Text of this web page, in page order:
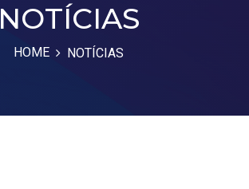
NOTÍCIAS
HOME NOTÍCIAS